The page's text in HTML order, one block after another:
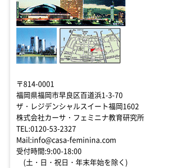
〒814-0001
福岡県福岡市早良区百道浜1-3-70
ザ・レジデンシャルスイート福岡1602
株式会社カーサ・フェミニナ教育研究所
TEL:0120-53-2327
Mail:info@casa-feminina.com
受付時間:9:00-18:00
(土・日・祝日・年末年始を除く)